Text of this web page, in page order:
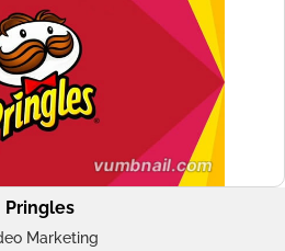
Pringles
Marketing